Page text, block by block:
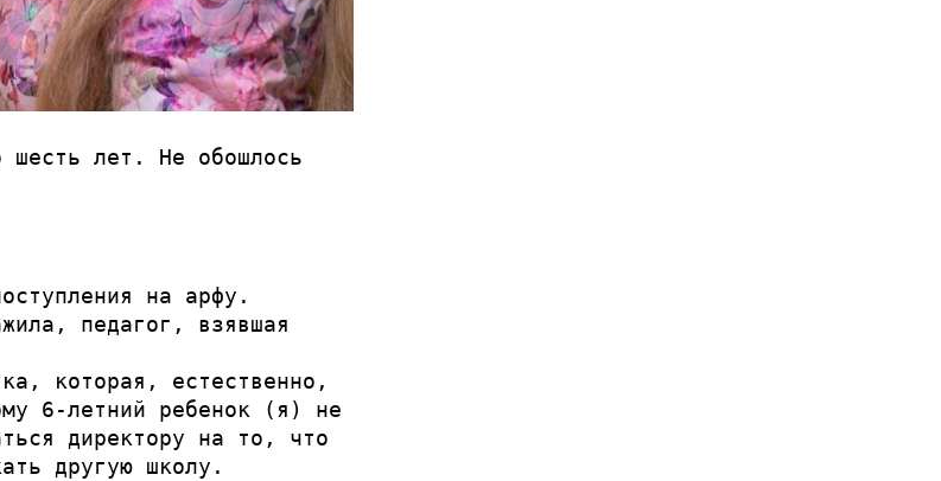
шесть лет. Не обошлось
на арфу.
педагог, взявшая
которая, естественно,
6-летний ребенок (я) не
директору на то, что
другую школу.